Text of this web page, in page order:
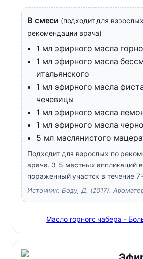
В смеси (подходит для
рекомендации врача)
1 мл эфирного масла
1 мл эфирного масла
итальянского
1 мл эфирного масла
чечевицы
1 мл эфирного масла
1 мл эфирного масла
5 мл маслянистого
Подходит для взрослых по
врача. 3-5 местных аппликаций
пораженный участок в течение
Источник: Боду, Д. (2017).
Масло горного чабера -